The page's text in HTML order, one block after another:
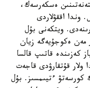
ەسكەرسەك،
وندا اققۋلاردى
ويتكەنى بۇل
مەن ەكوجۇيەگە زيان
كەزىندە قاتىپ قالسا
ولار قۇتقارۋدى قاجەت
كورسەتۋ ءتيىمسىز. بۇل